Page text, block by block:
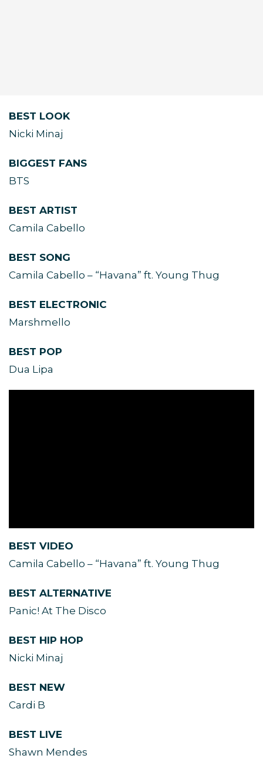
BEST LOOK
Nicki Minaj
BIGGEST FANS
BTS
BEST ARTIST
Camila Cabello
BEST SONG
Camila Cabello – “Havana” ft. Young Thug
BEST ELECTRONIC
Marshmello
BEST POP
Dua Lipa
BEST VIDEO
Camila Cabello – “Havana” ft. Young Thug
BEST ALTERNATIVE
Panic! At The Disco
BEST HIP HOP
Nicki Minaj
BEST NEW
Cardi B
BEST LIVE
Shawn Mendes